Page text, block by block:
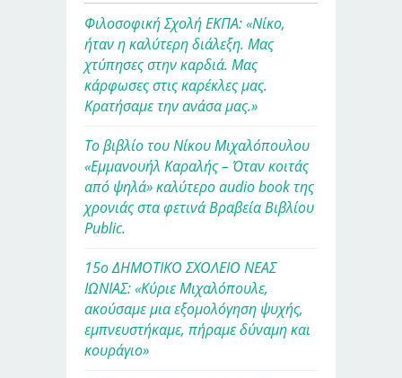
Φιλοσοφική Σχολή ΕΚΠΑ: «Νίκο,
ήταν η καλύτερη διάλεξη. Μας
χτύπησες στην καρδιά. Μας
κάρφωσες στις καρέκλες μας.
Κρατήσαμε την ανάσα μας.»
Το βιβλίο του Νίκου Μιχαλόπουλου
«Εμμανουήλ Καραλής – Όταν κοιτάς
από ψηλά» καλύτερο audio book της
χρονιάς στα φετινά Βραβεία Βιβλίου
Public.
15ο ΔΗΜΟΤΙΚΟ ΣΧΟΛΕΙΟ ΝΕΑΣ
ΙΩΝΙΑΣ: «Κύριε Μιχαλόπουλε,
ακούσαμε μια εξομολόγηση ψυχής,
εμπνευστήκαμε, πήραμε δύναμη και
κουράγιο»